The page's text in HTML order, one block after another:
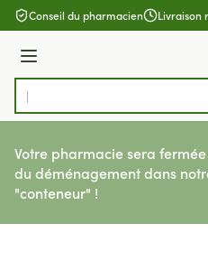
Aller au contenu
Conseil du pharmacien Livraison
Menu
Rechercher
Votre pharmacie sera
du déménagement dans
"conteneur" !